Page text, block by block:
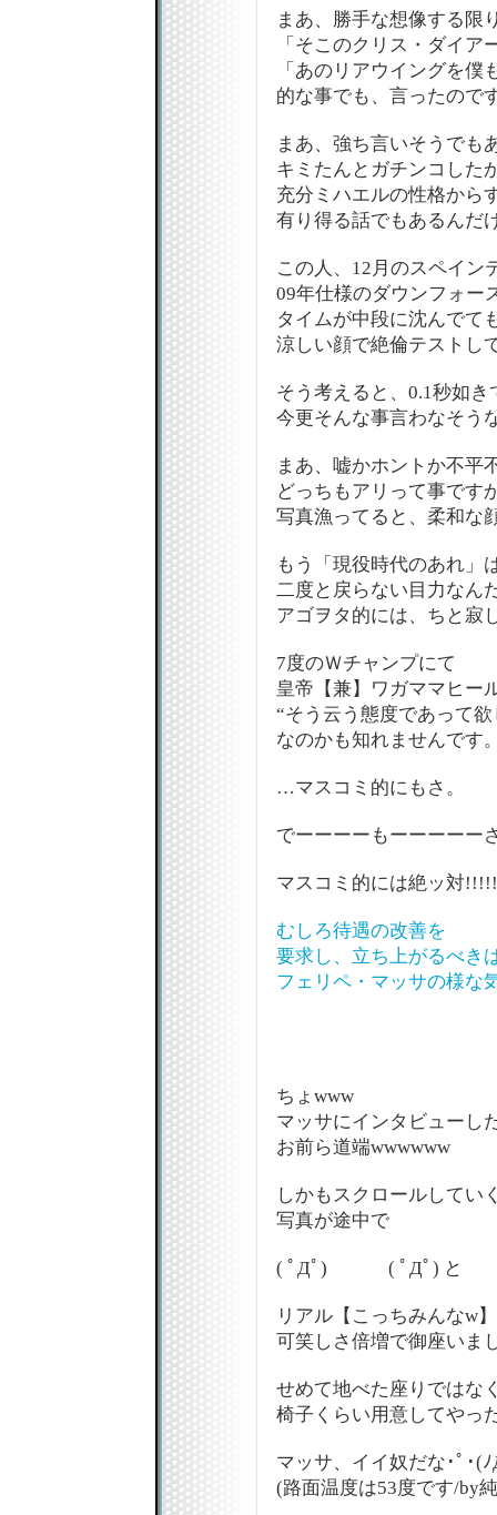
まあ、勝手な想像する限
「そこのクリス・ダイ
「あのリアウイングを僕
的な事でも、言ったので
まあ、強ち言いそうでも
キミたんとガチンコした
充分ミハエルの性格から
有り得る話でもあるんだ
この人、12月のスペイン
09年仕様のダウンフォー
タイムが中段に沈んでて
涼しい顔で絶倫テストし
そう考えると、0.1秒如き
今更そんな事言わなそう
まあ、嘘かホントか不平
どっちもアリって事です
写真漁ってると、柔和な
もう「現役時代のあれ」
二度と戻らない目力なん
アゴヲタ的には、ちと寂
7度のＷチャンプにて
皇帝【兼】ワガママヒー
“そう云う態度であって
なのかも知れませんです
…マスコミ的にもさ。
でーーーーもーーーーー
マスコミ的には絶ッ対
むしろ待遇の改善を
要求し、立ち上がるべき
フェリペ・マッサの様な
ちょwww
マッサにインタビューし
お前ら道端wwwwww
しかもスクロールしてい
写真が途中で
( ﾟДﾟ) ( ﾟДﾟ) と
リアル【こっちみんなw
可笑しさ倍増で御座いま
せめて地べた座りではな
椅子くらい用意してやっ
マッサ、イイ奴だな･ﾟ･(
(路面温度は53度です/by